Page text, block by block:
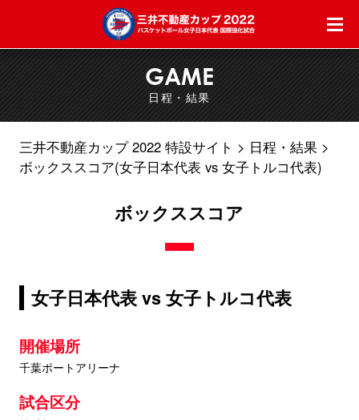
GAME
日程・結果
三井不動産カップ 2022 特設サイト
日程・結果
ボックススコア(女子日本代表 vs 女子トルコ代表)
ボックススコア
女子日本代表 vs 女子トルコ代表
開催場所
千葉ポートアリーナ
試合区分